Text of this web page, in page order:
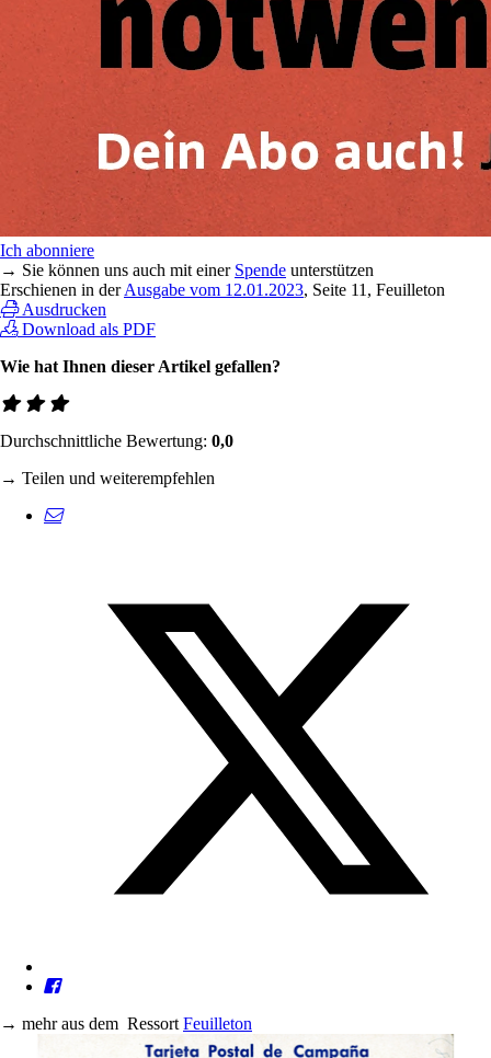
Ich abonniere
→ Sie können uns auch mit einer Spende unterstützen
Erschienen in derAusgabe vom 12.01.2023, Seite 11, Feuilleton
Ausdrucken
Download als PDF
Wie hat Ihnen dieser Artikel gefallen?
Durchschnittliche Bewertung: 0,0
→ Teilen und weiterempfehlen
→ mehr aus dem Ressort Feuilleton